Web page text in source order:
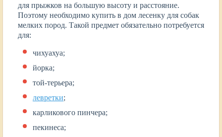
для прыжков на большую высоту и расстояние.
Поэтому необходимо купить в дом лесенку для собак
мелких пород. Такой предмет обязательно потребуется
для:
чихуахуа;
йорка;
той-терьера;
левретки;
карликового пинчера;
пекинеса;